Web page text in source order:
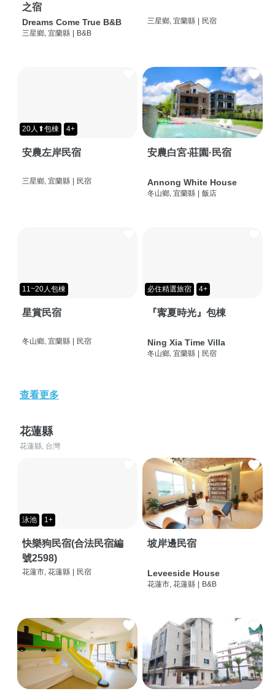
之宿
Dreams Come True B&B
三星鄉, 宜蘭縣 | B&B
三星鄉, 宜蘭縣 | 民宿
20人⬆包棟 4+
安農左岸民宿
三星鄉, 宜蘭縣 | 民宿
安農白宮‧莊園·民宿
Annong White House
冬山鄉, 宜蘭縣 | 飯店
11~20人包棟
星賞民宿
冬山鄉, 宜蘭縣 民宿
必住精選旅宿 4+
『寗夏時光』包棟
Ning Xia Time Villa
冬山鄉, 宜蘭縣 民宿
查看更多
花蓮縣
花蓮縣, 台灣
泳池 1+
快樂狗民宿(合法民宿編
號2598)
花蓮市, 花蓮縣 民宿
坡岸邊民宿
Leveeside House
花蓮市, 花蓮縣 B&B